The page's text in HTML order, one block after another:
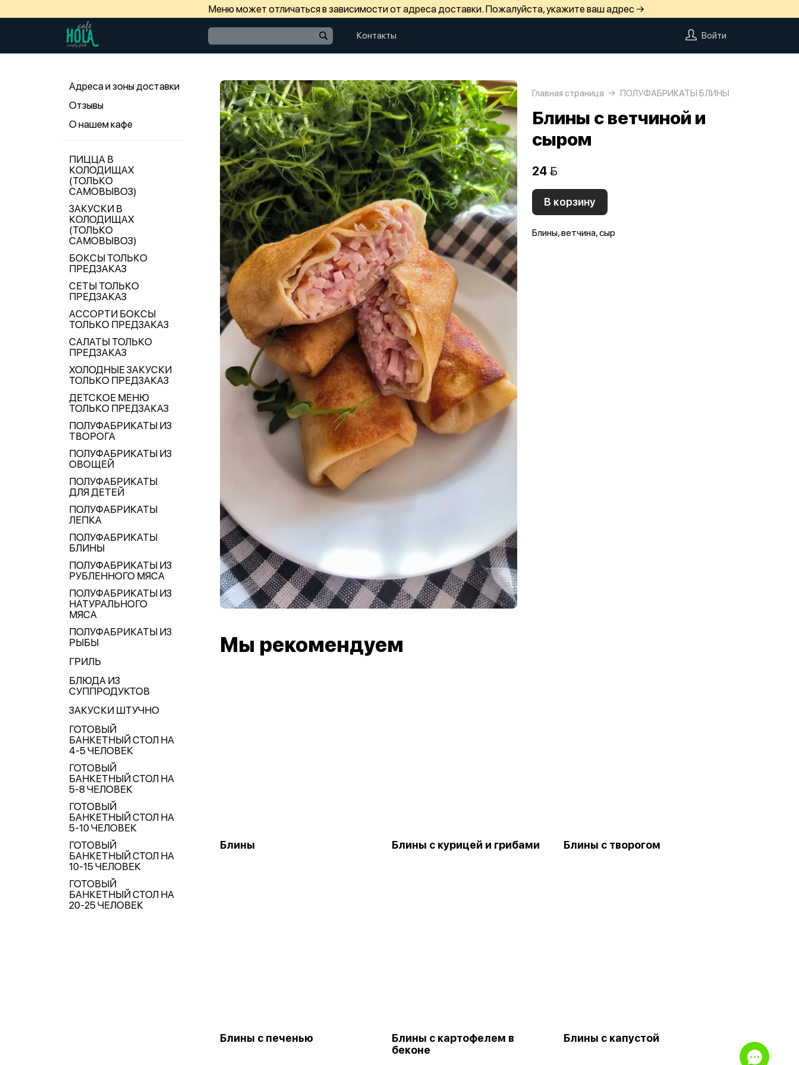
Меню может отличаться в зависимости от адреса доставки. Пожалуйста, укажите ваш адрес →
Контакты Войти
Адреса и зоны доставки
Отзывы
О нашем кафе
ПИЦЦА В
КОЛОДИЩАХ
(ТОЛЬКО
САМОВЫВОЗ)
ЗАКУСКИ В
КОЛОДИЩАХ
(ТОЛЬКО
САМОВЫВОЗ)
БОКСЫ ТОЛЬКО
ПРЕДЗАКАЗ
СЕТЫ ТОЛЬКО
ПРЕДЗАКАЗ
АССОРТИ БОКСЫ
ТОЛЬКО ПРЕДЗАКАЗ
САЛАТЫ ТОЛЬКО
ПРЕДЗАКАЗ
ХОЛОДНЫЕ ЗАКУСКИ
ТОЛЬКО ПРЕДЗАКАЗ
ДЕТСКОЕ МЕНЮ
ТОЛЬКО ПРЕДЗАКАЗ
ПОЛУФАБРИКАТЫ ИЗ
ТВОРОГА
ПОЛУФАБРИКАТЫ ИЗ
ОВОЩЕЙ
ПОЛУФАБРИКАТЫ
ДЛЯ ДЕТЕЙ
ПОЛУФАБРИКАТЫ
ЛЕПКА
ПОЛУФАБРИКАТЫ
БЛИНЫ
ПОЛУФАБРИКАТЫ ИЗ
РУБЛЕННОГО МЯСА
ПОЛУФАБРИКАТЫ ИЗ
НАТУРАЛЬНОГО
МЯСА
ПОЛУФАБРИКАТЫ ИЗ
РЫБЫ
ГРИЛЬ
БЛЮДА ИЗ
СУППРОДУКТОВ
ЗАКУСКИ ШТУЧНО
ГОТОВЫЙ
БАНКЕТНЫЙ СТОЛ НА
4-5 ЧЕЛОВЕК
ГОТОВЫЙ
БАНКЕТНЫЙ СТОЛ НА
5-8 ЧЕЛОВЕК
ГОТОВЫЙ
БАНКЕТНЫЙ СТОЛ НА
5-10 ЧЕЛОВЕК
ГОТОВЫЙ
БАНКЕТНЫЙ СТОЛ НА
10-15 ЧЕЛОВЕК
ГОТОВЫЙ
БАНКЕТНЫЙ СТОЛ НА
20-25 ЧЕЛОВЕК
Главная страница ПОЛУФАБРИКАТЫ БЛИНЫ
Блины с ветчиной и
сыром
24 
В корзину
Блины, ветчина, сыр
Мы рекомендуем
Блины Блины с курицей и грибами Блины с творогом
Блины с печенью
Блины с картофелем в
беконе
Блины с капустой